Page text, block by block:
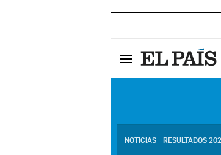
NOTICIAS RESULTADOS